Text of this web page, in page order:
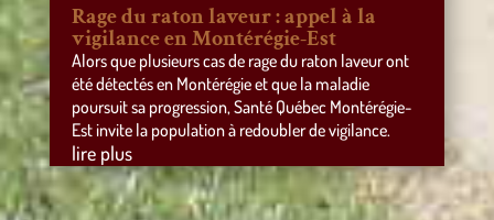
Rage du raton laveur : appel à la
vigilance en Montérégie-Est
Alors que plusieurs cas de rage du raton laveur ont
été détectés en Montérégie et que la maladie
poursuit sa progression, Santé Québec Montérégie-
Est invite la population à redoubler de vigilance.
lire plus